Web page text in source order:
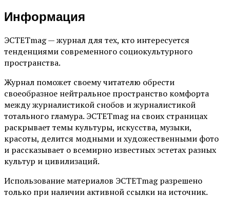
Информация
ЭСТЕТmag — журнал для тех, кто интересуется
тенденциями современного социокультурного
пространства.
Журнал поможет своему читателю обрести
своеобразное нейтральное пространство комфорта
между журналистикой снобов и журналистикой
тотального гламура. ЭСТЕТmag на своих страницах
раскрывает темы культуры, искусства, музыки,
красоты, делится модными и художественными фото
и рассказывает о всемирно известных эстетах разных
культур и цивилизаций.
Использование материалов ЭСТЕТmag разрешено
только при наличии активной ссылки на источник.